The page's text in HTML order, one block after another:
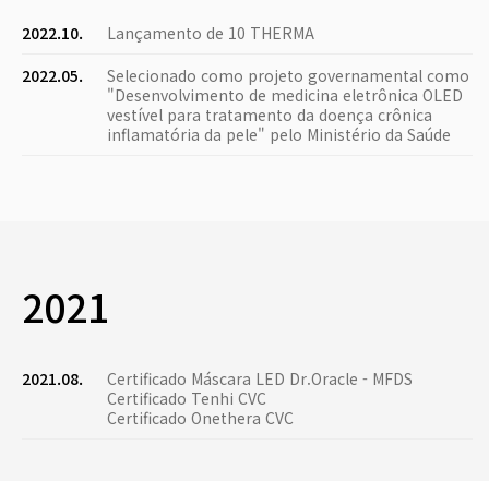
2022.10.
Lançamento de 10 THERMA
2022.05.
Selecionado como projeto governamental como
"Desenvolvimento de medicina eletrônica OLED
vestível para tratamento da doença crônica
inflamatória da pele" pelo Ministério da Saúde
2021
2021.08.
Certificado Máscara LED Dr.Oracle - MFDS
Certificado Tenhi CVC
Certificado Onethera CVC